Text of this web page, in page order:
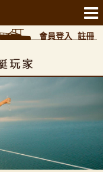
會員登入 註冊